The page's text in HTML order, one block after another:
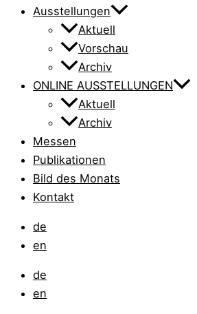
Ausstellungen
Aktuell
Vorschau
Archiv
ONLINE AUSSTELLUNGEN
Aktuell
Archiv
Messen
Publikationen
Bild des Monats
Kontakt
de
en
de
en